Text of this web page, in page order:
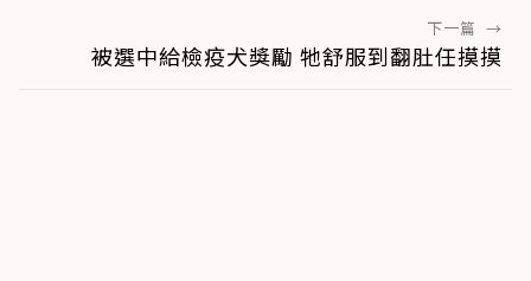
下一篇 →
被選中給檢疫犬獎勵 牠舒服到翻肚任摸摸